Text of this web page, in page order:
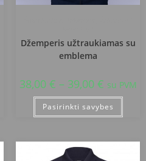
Džemperis užtraukiamas su
emblema
38,00 € – 39,00 € su PVM
Pasirinkti savybes